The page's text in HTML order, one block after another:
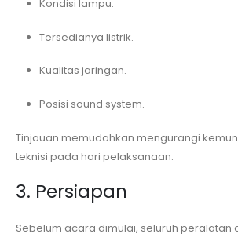
Kondisi lampu.
Tersedianya listrik.
Kualitas jaringan.
Posisi sound system.
Tinjauan memudahkan mengurangi
teknisi pada hari pelaksanaan.
3. Persiapan
Sebelum acara dimulai, seluruh peralatan